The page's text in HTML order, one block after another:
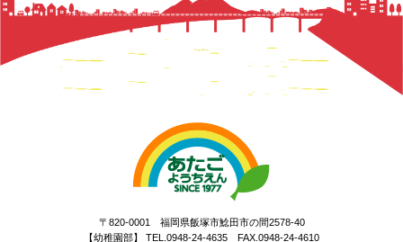
〒820-0001 福岡県飯塚市鯰田市の間2578-40
【幼稚園部】 TEL.0948-24-4635 FAX.0948-24-4610